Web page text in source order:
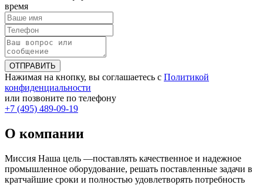
время
ОТПРАВИТЬ
Нажимая на кнопку, вы соглашаетесь с Политикой
конфиденциальности
или позвоните по телефону
+7 (495) 489-09-19
О компании
Миссия Наша цель ―поставлять качественное и надежное
промышленное оборудование, решать поставленные задачи в
кратчайшие сроки и полностью удовлетворять потребность